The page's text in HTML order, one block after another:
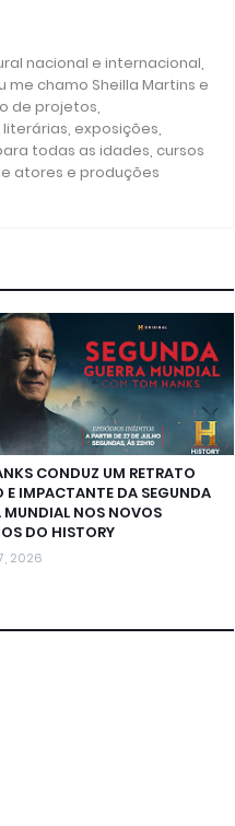
nacional e internacional,
chamo Sheilla Martins e
de projetos,
exposições,
todas as idades, cursos
atores e produções
CONDUZ UM RETRATO
E IMPACTANTE DA SEGUNDA
MUNDIAL NOS NOVOS
DO HISTORY
2026